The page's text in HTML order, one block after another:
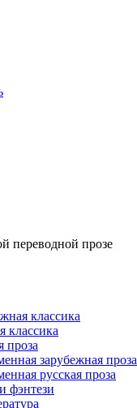
переводной прозе
классика
классика
проза
зарубежная проза
русская проза
фэнтези